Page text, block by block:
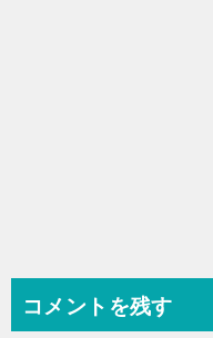
コメントを残す